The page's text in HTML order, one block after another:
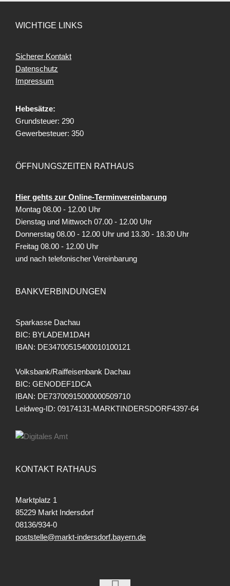
WICHTIGE LINKS
Sicherer Kontakt
Datenschutz
Impressum
Hebesätze:
Grundsteuer: 290
Gewerbesteuer: 350
ÖFFNUNGSZEITEN RATHAUS
Hier gehts zur Online-Terminvereinbarung
Montag 08.00 - 12.00 Uhr
Dienstag und Mittwoch 07.00 - 12.00 Uhr
Donnerstag 08.00 - 12.00 Uhr und 13.30 - 18.30 Uhr
Freitag 08.00 - 12.00 Uhr
und nach telefonischer Vereinbarung
BANKVERBINDUNGEN
Sparkasse Dachau
BIC: BYLADEM1DAH
IBAN: DE34700515400010100121
Volksbank/Raiffeisenbank Dachau
BIC: GENODEF1DCA
IBAN: DE73700915000000509710
Leidweg-ID: 09174131-MARKTINDERSDORF4397-64
KONTAKT RATHAUS
Marktplatz 1
85229 Markt Indersdorf
08136/934-0
poststelle@markt-indersdorf.bayern.de